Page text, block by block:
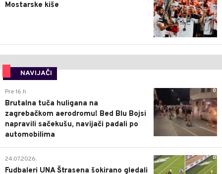
Mostarske kiše
NAVIJAČI
0
Pre 16 h
Brutalna tuča huligana na
zagrebačkom aerodromu! Bed Blu Bojsi
napravili sačekušu, navijači padali po
automobilima
0
24.07.2026.
Fudbaleri UNA Štrasena šokirano gledali